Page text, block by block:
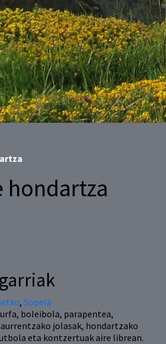
hondartza
,Sopela
boleibola, parapentea,
jolasak, hondartzako
eta kontzertuak aire librean.